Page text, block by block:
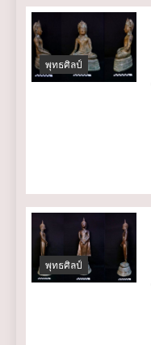
พุทธศิลป์
พุทธศิลป์